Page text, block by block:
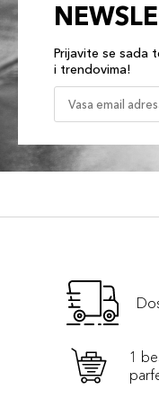
Prijavite se sada
i trendovima!
1